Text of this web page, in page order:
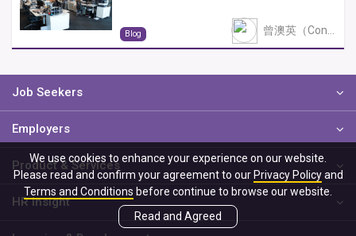
Blog
Job Seekers
Employers
Product & Services
HR Insight
We use cookies to enhance your experience on our website.
Please read and confirm your agreement to our Privacy Policyand
Terms and Conditions before continue to browse our website.
Read and Agreed